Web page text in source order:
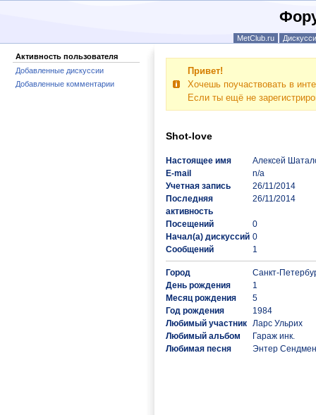
MetClub.ru
Активность пользователя
Добавленные дискуссии
Добавленные комментарии
Привет!
Хочешь поучаствовать в
Если ты ещё не
Shot-love
Настоящее имя
Алексей
E-mail
n/a
Учетная запись
26/11/2014
Последняя
активность
26/11/2014
Посещений
0
Начал(а) дискуссий 0
Сообщений
1
Город
Санкт-
День рождения
1
Месяц рождения
5
Год рождения
1984
Любимый участник Ларс Ульрих
Любимый альбом
Гараж инк.
Любимая песня
Энтер